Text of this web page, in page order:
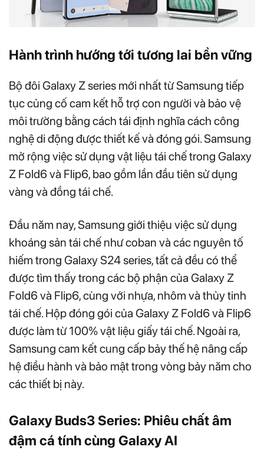
Hành trình hướng tới tương lai bền vững
Bộ đôi Galaxy Z series mới nhất từ Samsung tiếp
tục củng cố cam kết hỗ trợ con người và bảo vệ
môi trường bằng cách tái định nghĩa cách công
nghệ di động được thiết kế và đóng gói. Samsung
mở rộng việc sử dụng vật liệu tái chế trong Galaxy
Z Fold6 và Flip6, bao gồm lần đầu tiên sử dụng
vàng và đồng tái chế.
Đầu năm nay, Samsung giới thiệu việc sử dụng
khoáng sản tái chế như coban và các nguyên tố
hiếm trong Galaxy S24 series, tất cả đều có thể
được tìm thấy trong các bộ phận của Galaxy Z
Fold6 và Flip6, cùng với nhựa, nhôm và thủy tinh
tái chế. Hộp đóng gói của Galaxy Z Fold6 và Flip6
được làm từ 100% vật liệu giấy tái chế. Ngoài ra,
Samsung cam kết cung cấp bảy thế hệ nâng cấp
hệ điều hành và bảo mật trong vòng bảy năm cho
các thiết bị này.
Galaxy Buds3Series: Phiêu chất âm
đậm cá tínhcùng Galaxy AI